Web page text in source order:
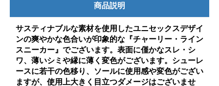
商品説明
サスティナブルな素材を使用したユニセックスデザイ
ンの爽やかな色合いが印象的な『チャーリー・ライン
スニーカー』でございます。表面に僅かなスレ・シ
ワ、薄いシミや縁に薄く変色がございます。シューレ
ースに若干の色移り、ソールに使用感や変色がござい
ますが、使用上大きく目立つダメージはございませ